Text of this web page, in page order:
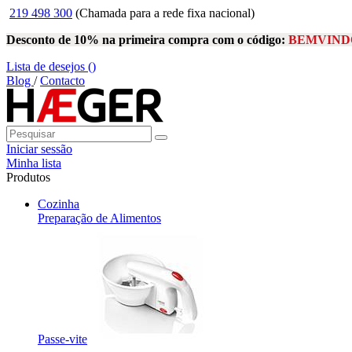
219 498 300 (Chamada para a rede fixa nacional)
Desconto de 10% na primeira compra com o código:
Lista de desejos ()
Blog /Contacto
Iniciar sessão
Minha lista
Produtos
Cozinha
Preparação de Alimentos
Passe-vite